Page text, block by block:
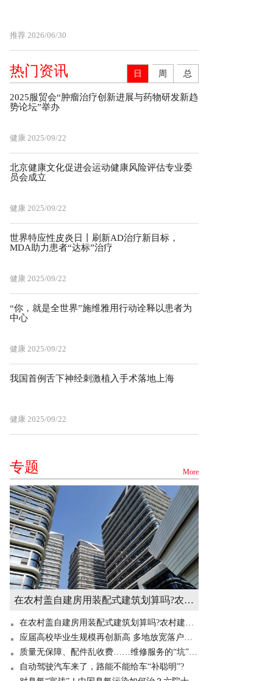
推荐 2026/06/30
热门资讯 日 周 总
2025服贸会“肿瘤治疗创新进展与药物研发新趋
势论坛”举办
健康 2025/09/22
北京健康文化促进会运动健康风险评估专业委
员会成立
健康 2025/09/22
世界特应性皮炎日丨刷新AD治疗新目标，
MDA助力患者“达标”治疗
健康 2025/09/22
“你，就是全世界”施维雅用行动诠释以患者为
中心
健康 2025/09/22
我国首例舌下神经刺激植入手术落地上海
健康 2025/09/22
专题 More
在农村盖自建房用装配式建筑划算吗?农村建造装配式房屋有补贴吗? 世界快讯
在农村盖自建房用装配式建筑划算吗?农村建造装配式房屋有补贴吗? 世界快讯
应届高校毕业生规模再创新高 多地放宽落户门槛“抢人”
质量无保障、配件乱收费……维修服务的“坑”你掉过吗？
自动驾驶汽车来了，路能不能给车“补聪明”?